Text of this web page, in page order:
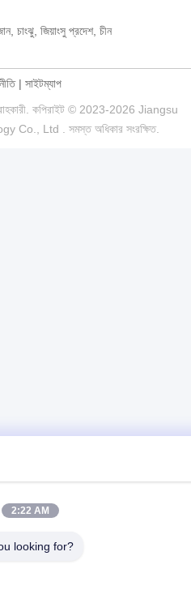
চাংঝু, জিয়াংসু প্রদেশ, চীন
| সাইটম্যাপ
কপিরাইট © 2023-2026 Jiangsu
Co., Ltd . সমস্ত অধিকার সংরক্ষিত.
2:22 AM
looking for?